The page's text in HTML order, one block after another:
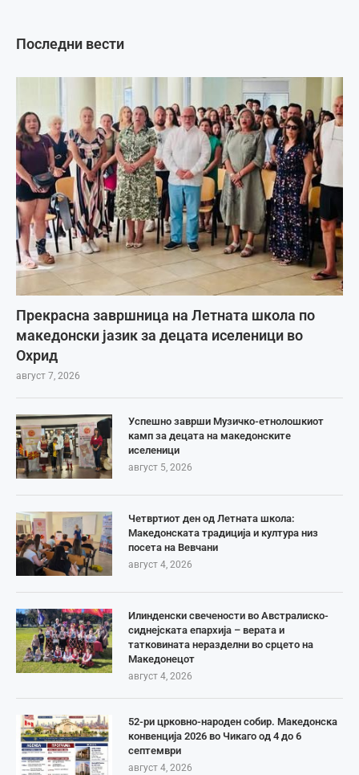
Последни вести
Прекрасна завршница на Летната школа по
македонски јазик за децата иселеници во
Охрид
август 7, 2026
Успешно заврши Музичко-етнолошкиот
камп за децата на македонските
иселеници
август 5, 2026
Четвртиот ден од Летната школа:
Македонската традиција и култура низ
посета на Вевчани
август 4, 2026
Илинденски свечености во Австралиско-
сиднејската епархија – верата и
татковината неразделни во срцето на
Македонецот
август 4, 2026
52-ри црковно-народен собир. Македонска
конвенција 2026 во Чикаго од 4 до 6
септември
август 4, 2026